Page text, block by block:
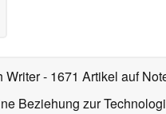
Writer- 1671 Artikel auf
Beziehung zur